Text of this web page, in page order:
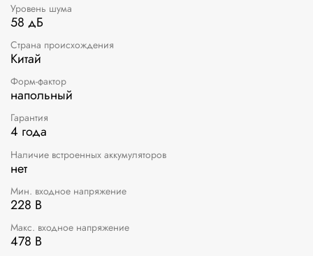
Уровень шума
58 дБ
Страна происхождения
Китай
Форм-фактор
напольный
Гарантия
4 года
Наличие встроенных аккумуляторов
нет
Мин. входное напряжение
228 В
Макс. входное напряжение
478 В